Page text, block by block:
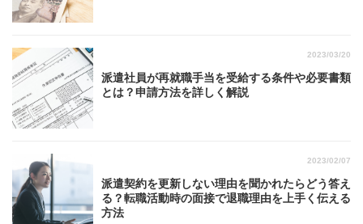
2023/03/20
派遣社員が再就職手当を受給する条件や必要書類
とは？申請方法を詳しく解説
2023/02/07
派遣契約を更新しない理由を聞かれたらどう答え
る？転職活動時の面接で退職理由を上手く伝える
方法